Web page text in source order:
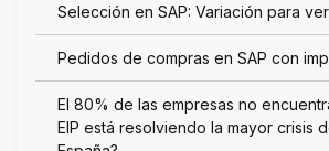
Selección en SAP: Variación para
Pedidos de compras en SAP con
El 80% de las empresas no
EIP está resolviendo la mayor crisis